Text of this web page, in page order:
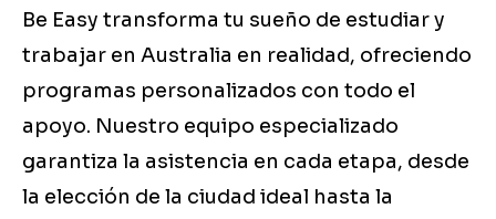
Be Easy transforma tu sueño de estudiar y
trabajar en Australia en realidad, ofreciendo
programas personalizados con todo el
apoyo. Nuestro equipo especializado
garantiza la asistencia en cada etapa, desde
la elección de la ciudad ideal hasta la